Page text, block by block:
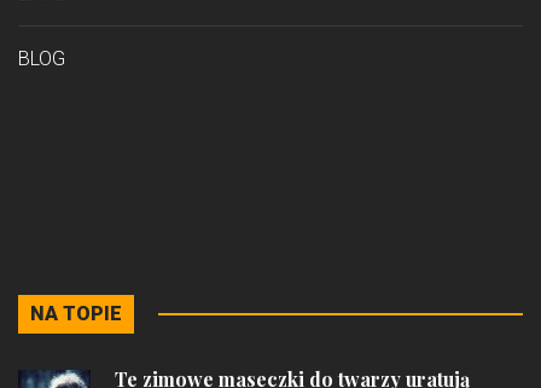
BLOG
NA TOPIE
Te zimowe maseczki do twarzy uratują